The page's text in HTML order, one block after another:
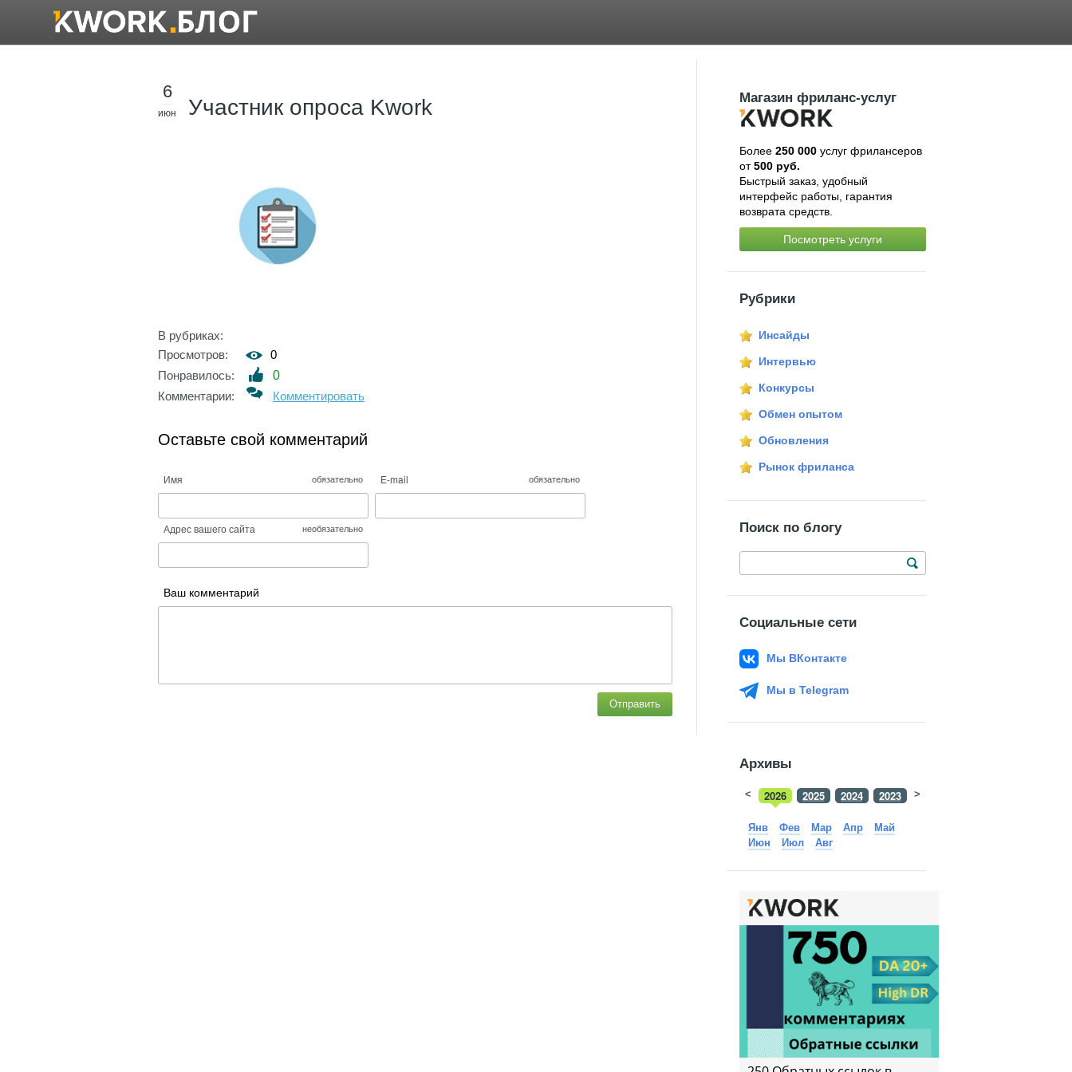
6
июн Участник опроса Kwork
В рубриках:
Просмотров:
0
Понравилось:
0
Комментарии:
Комментировать
Оставьте свой комментарий
Имя обязательно E-mail обязательно
Адрес вашего сайта необязательно
Ваш комментарий
Отправить
Магазин фриланс-услуг
Более 250 000услуг фрилансеров
от500 руб.
Быстрый заказ, удобный
интерфейс работы, гарантия
возврата средств.
Посмотреть услуги
Рубрики
Инсайды
Интервью
Конкурсы
Обмен опытом
Обновления
Рынок фриланса
Поиск по блогу
Социальные сети
Мы ВКонтакте
Мы в Telegram
Архивы
2026 2025 2024 2023 2022
< >
Янв Фев Мар Апр
Май
Июн
Июл Авг